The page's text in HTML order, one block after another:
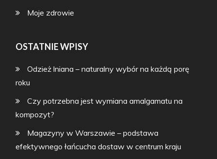
Moje zdrowie
OSTATNIE WPISY
Odzież lniana – naturalny wybór na każdą porę
roku
Czy potrzebna jest wymiana amalgamatu na
kompozyt?
Magazyny w Warszawie – podstawa
efektywnego łańcucha dostaw w centrum kraju